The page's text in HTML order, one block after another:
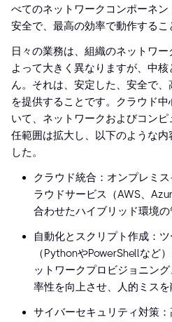
べてのネットワークコンポーネン
安全で、最高の効率で動作するこ
日々の業務は、組織のネットワ
よって大きく異なりますが、中
ん。それは、安定した、安全で
を提供することです。クラウド
いて、ネットワークおよびコン
任範囲は拡大し、以下のような
した。
クラウド統合：オンプレミ
ラウドサービス（AWS、
合わせたハイブリッド環境の
自動化とスクリプト作成：
（PythonやPowerShellなど
ットワークプロビジョニン
率性を向上させ、人的ミスを
サイバーセキュリティ対策